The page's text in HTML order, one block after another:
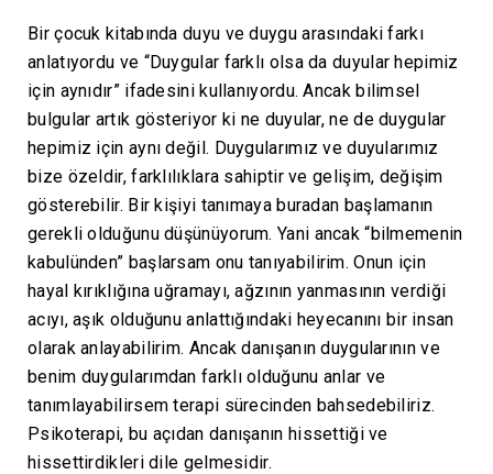
Bir çocuk kitabında duyu ve duygu arasındaki farkı
anlatıyordu ve “Duygular farklı olsa da duyular hepimiz
için aynıdır” ifadesini kullanıyordu. Ancak bilimsel
bulgular artık gösteriyor ki ne duyular, ne de duygular
hepimiz için aynı değil. Duygularımız ve duyularımız
bize özeldir, farklılıklara sahiptir ve gelişim, değişim
gösterebilir. Bir kişiyi tanımaya buradan başlamanın
gerekli olduğunu düşünüyorum. Yani ancak “bilmemenin
kabulünden” başlarsam onu tanıyabilirim. Onun için
hayal kırıklığına uğramayı, ağzının yanmasının verdiği
acıyı, aşık olduğunu anlattığındaki heyecanını bir insan
olarak anlayabilirim. Ancak danışanın duygularının ve
benim duygularımdan farklı olduğunu anlar ve
tanımlayabilirsem terapi sürecinden bahsedebiliriz.
Psikoterapi, bu açıdan danışanın hissettiği ve
hissettirdikleri dile gelmesidir.